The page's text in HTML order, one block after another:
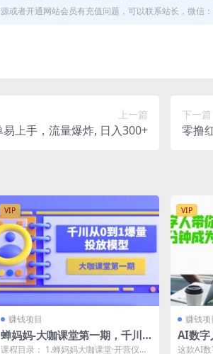
或者开通网站会员有充值问题，可以联系站长，微
上一篇
上手，流量爆炸, 日入300+
下一篇
零撸
VIP
赚钱项目
蝉妈妈-大咖课堂第一期，千川
从0到1爆量投放模型（23节视
课程目录： 1.蝉妈妈大咖课堂·开营仪式.
VIP
赚钱项
AI数字
让你分
这款AI